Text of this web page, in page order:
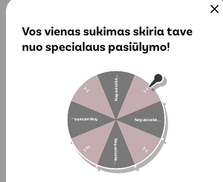
BIOCELL valomoji lakštinė veido kaukė
6,59 € 3,62 €
Vos vienas sukimas skiria tave
nuo specialaus pasiūlymo!
3 €
Nepasisekė...
5 €
Nepasisekė...
10 €
Nepasisekė...
3 € Nepasisekė...